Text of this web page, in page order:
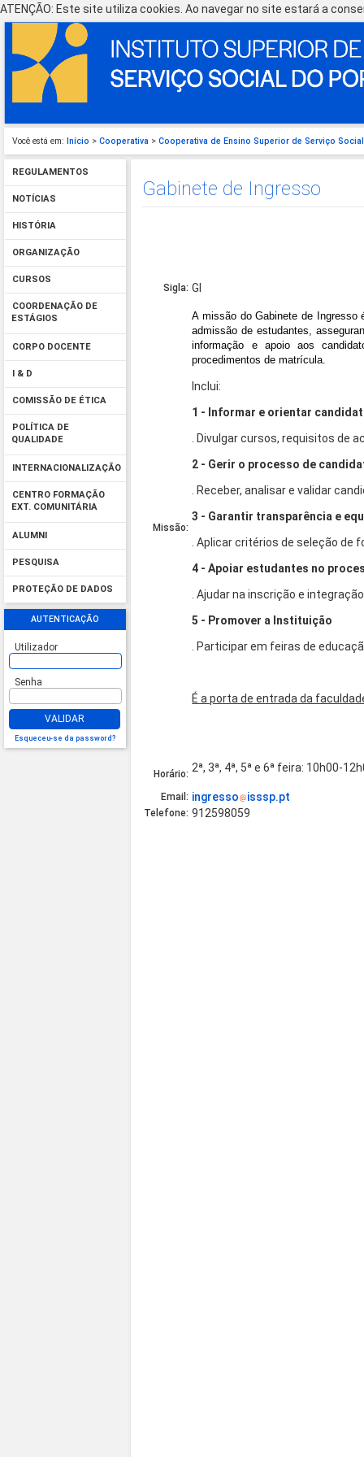
ATENÇÃO: Este site utiliza cookies. Ao navegar no site estará a
Você está em: Início > Cooperativa > Cooperativa de Ensino Superior de Serviço
REGULAMENTOS
NOTÍCIAS
HISTÓRIA
ORGANIZAÇÃO
CURSOS
COORDENAÇÃO DE
ESTÁGIOS
CORPO DOCENTE
I & D
COMISSÃO DE ÉTICA
POLÍTICA DE
QUALIDADE
INTERNACIONALIZAÇÃO
CENTRO FORMAÇÃO
EXT. COMUNITÁRIA
ALUMNI
PESQUISA
PROTEÇÃO DE DADOS
AUTENTICAÇÃO
Utilizador
Senha
VALIDAR
Esqueceu-se da password?
Gabinete de Ingresso
Sigla: GI
Missão:
A missão do Gabinete de Ingresso
admissão de estudantes,
informação e apoio aos
procedimentos de matrícula.
Inclui:
1 - Informar e orientar
. Divulgar cursos, requisitos de
2 - Gerir o processo de
. Receber, analisar e validar
3 - Garantir transparência e
. Aplicar critérios de seleção de
4 - Apoiar estudantes no
. Ajudar na inscrição e
5 - Promover a Instituição
. Participar em feiras de
É a porta de entrada da
Horário: 2ª, 3ª, 4ª, 5ª e 6ª feira: 10h00-
Email: ingresso isssp.pt
Telefone: 912598059